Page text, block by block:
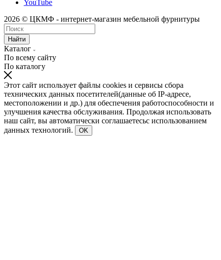
YouTube
2026 © ЦКМФ - интернет-магазин мебельной фурнитуры
Найти
Каталог
По всему сайту
По каталогу
Этот сайт использует файлы cookies и сервисы сбора
технических данных посетителей(данные об IP-адресе,
местоположении и др.) для обеспечения работоспособности и
улучшения качества обслуживания. Продолжая использовать
наш сайт, вы автоматически соглашаетесьс использованием
данных технологий.
OK